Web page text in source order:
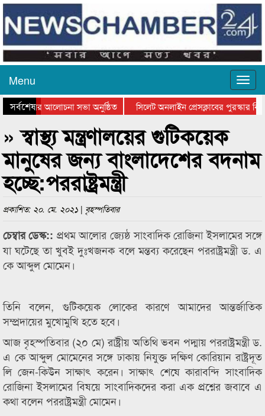
Menu
সর্বশেষ
দিবসের আলোচনা সভা অনুষ্ঠিত
সিলেট অনলাইন প্রেসক্লাবের পুরস্কার
সভা ও সম্মাননা প্রদান
কানাইঘাটের কিশোর আহাদের খুনি
» স্বাস্থ্য মন্ত্রণালয়ের গুটিকয়েক
মানুষের জন্য বাংলাদেশের বদনাম
হচ্ছে:পররাষ্ট্রমন্ত্রী
প্রকাশিত: ২০. মে. ২০২১ | বৃহস্পতিবার
চেম্বার ডেস্ক:: প্রথম আলোর জ্যেষ্ঠ সাংবাদিক রোজিনা ইসলামের সঙ্গে
যা ঘটেছে তা খুবই দুঃখজনক বলে মন্তব্য করেছেন পররাষ্ট্রমন্ত্রী ড. এ
কে আব্দুল মোমেন।
তিনি বলেন, গুটিকয়েক লোকের কারণে আমাদের আন্তর্জাতিক
সম্প্রদায়ের মুখোমুখি হতে হবে।
আজ বৃহস্পতিবার (২০ মে) রাষ্ট্রীয় অতিথি ভবন পদ্মায় পররাষ্ট্রমন্ত্রী ড.
এ কে আব্দুল মোমেনের সঙ্গে ঢাকায় নিযুক্ত দক্ষিণ কোরিয়ান রাষ্ট্রদূত
লি জেন-কিউন সাক্ষাৎ করেন। সাক্ষাৎ শেষে কারাবন্দি সাংবাদিক
রোজিনা ইসলামের বিষয়ে সাংবাদিকদের করা এক প্রশ্নের জবাবে এ
কথা বলেন পররাষ্ট্রমন্ত্রী মোমেন।